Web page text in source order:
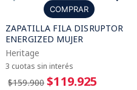
COMPRAR
ZAPATILLA FILA DISRUPTOR
ENERGIZED MUJER
Heritage
3 cuotas sin interés
$159.900 $119.925